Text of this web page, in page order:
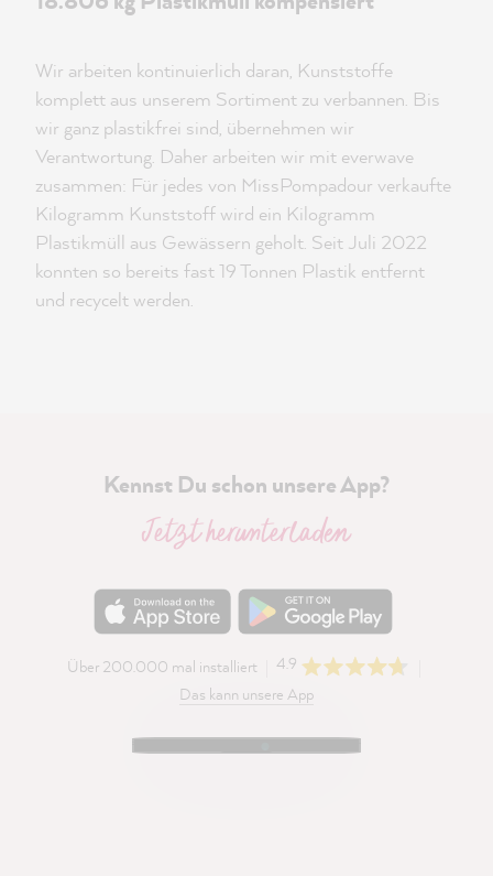
Wir arbeiten kontinuierlich daran, Kunststoffe
komplett aus unserem Sortiment zu verbannen. Bis
wir ganz plastikfrei sind, übernehmen wir
Verantwortung. Daher arbeiten wir mit everwave
zusammen: Für jedes von MissPompadour verkaufte
Kilogramm Kunststoff wird ein Kilogramm
Plastikmüll aus Gewässern geholt. Seit Juli 2022
konnten so bereits fast 19 Tonnen Plastik entfernt
und recycelt werden.
Kennst Du schon unsere App?
Jetzt herunterladen
Über 200.000 mal installiert
4.9
Das kann unsere App